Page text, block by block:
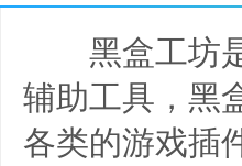
黑盒工坊是
辅助工具，黑
各类的游戏插